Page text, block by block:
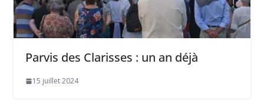
Parvis des Clarisses : un an déjà
15 juillet 2024